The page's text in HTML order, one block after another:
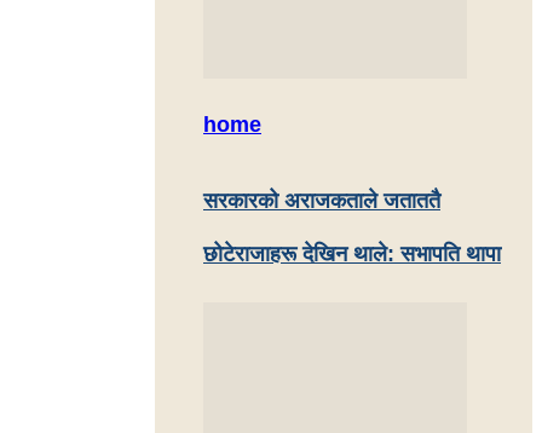
home
सरकारको अराजकताले जताततै
छोटेराजाहरू देखिन थाले: सभापति थापा